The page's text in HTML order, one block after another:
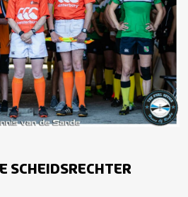
SCHEIDSRECHTER